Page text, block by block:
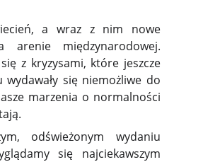
a wraz z nim nowe
arenie międzynarodowej.
z kryzysami, które jeszcze
się niemożliwe do
marzenia o normalności
odświeżonym wydaniu
się najciekawszym